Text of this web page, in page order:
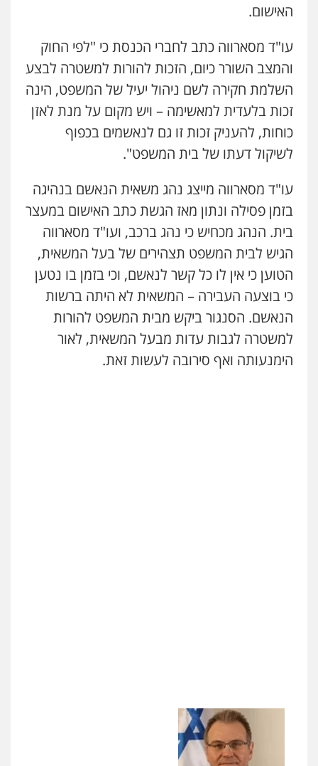
האישום.
עו"ד מסארווה כתב לחברי הכנסת כי "לפי החוק
והמצב השורר כיום, הזכות להורות למשטרה לבצע
השלמת חקירה לשם ניהול יעיל של המשפט, הינה
זכות בלעדית למאשימה – ויש מקום על מנת לאזן
כוחות, להעניק זכות זו גם לנאשמים בכפוף
לשיקול דעתו של בית המשפט".
עו"ד מסארווה מייצג נהג משאית הנאשם בנהיגה
בזמן פסילה ונתון מאז הגשת כתב האישום במעצר
בית. הנהג מכחיש כי נהג ברכב, ועו"ד מסארווה
הגיש לבית המשפט תצהירים של בעל המשאית,
הטוען כי אין לו כל קשר לנאשם, וכי בזמן בו נטען
כי בוצעה העבירה – המשאית לא היתה ברשות
הנאשם. הסנגור ביקש מבית המשפט להורות
למשטרה לגבות עדות מבעל המשאית, לאור
הימנעותה ואף סירובה לעשות זאת.